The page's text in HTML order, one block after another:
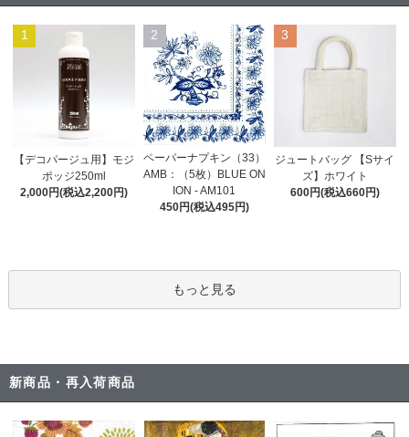
1
【デコパージュ用】モジ
ポッジ250ml
2,000円(税込2,200円)
2
ペーパーナプキン（33）
AMB：（5枚）BLUE ON
ION - AM101
450円(税込495円)
3
ジュートバッグ 【Sサイ
ズ】ホワイト
600円(税込660円)
もっと見る
新商品・再入荷商品